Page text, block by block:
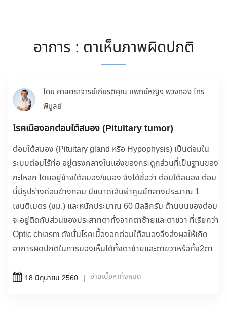
อาการ : ตาเห็นภาพผิดปกติ
โดย ศาสตราจารย์เกียรติคุณ แพทย์หญิง พวงทอง ไกร
พิบูลย์
โรคเนื้องอกต่อมใต้สมอง (Pituitary tumor)
ต่อมใต้สมอง (Pituitary gland หรือ Hypophysis) เป็นต่อมใน
ระบบต่อมไร้ท่อ อยู่ตรงกลางในแอ่งของกระดูกส่วนที่เป็นฐานของ
กะโหลก โดยอยู่ข้างใต้สมอง/ขมอง จึงได้ชื่อว่า ต่อมใต้สมอง ต่อม
นี้มีรูปร่างค่อนข้างกลม มีขนาดเส้นผ่าศูนย์กลางประมาณ 1
เซนติเมตร (ซม.) และหนักประมาณ 60 มิลลิกรัม ด้านบนของต่อม
จะอยู่ติดกับส่วนของประสาทตาทั้งจากตาซ้ายและตาขวา ที่เรียกว่า
Optic chiasm ดังนั้นโรคเนื้องอกต่อมใต้สมองจึงส่งผลให้เกิด
อาการผิดปกติในการมองเห็นได้ทั้งตาซ้ายและตาขวาหรือทั้ง2ตา
18 มิถุนายน 2560 อ่านเนื้อหาทั้งหมด